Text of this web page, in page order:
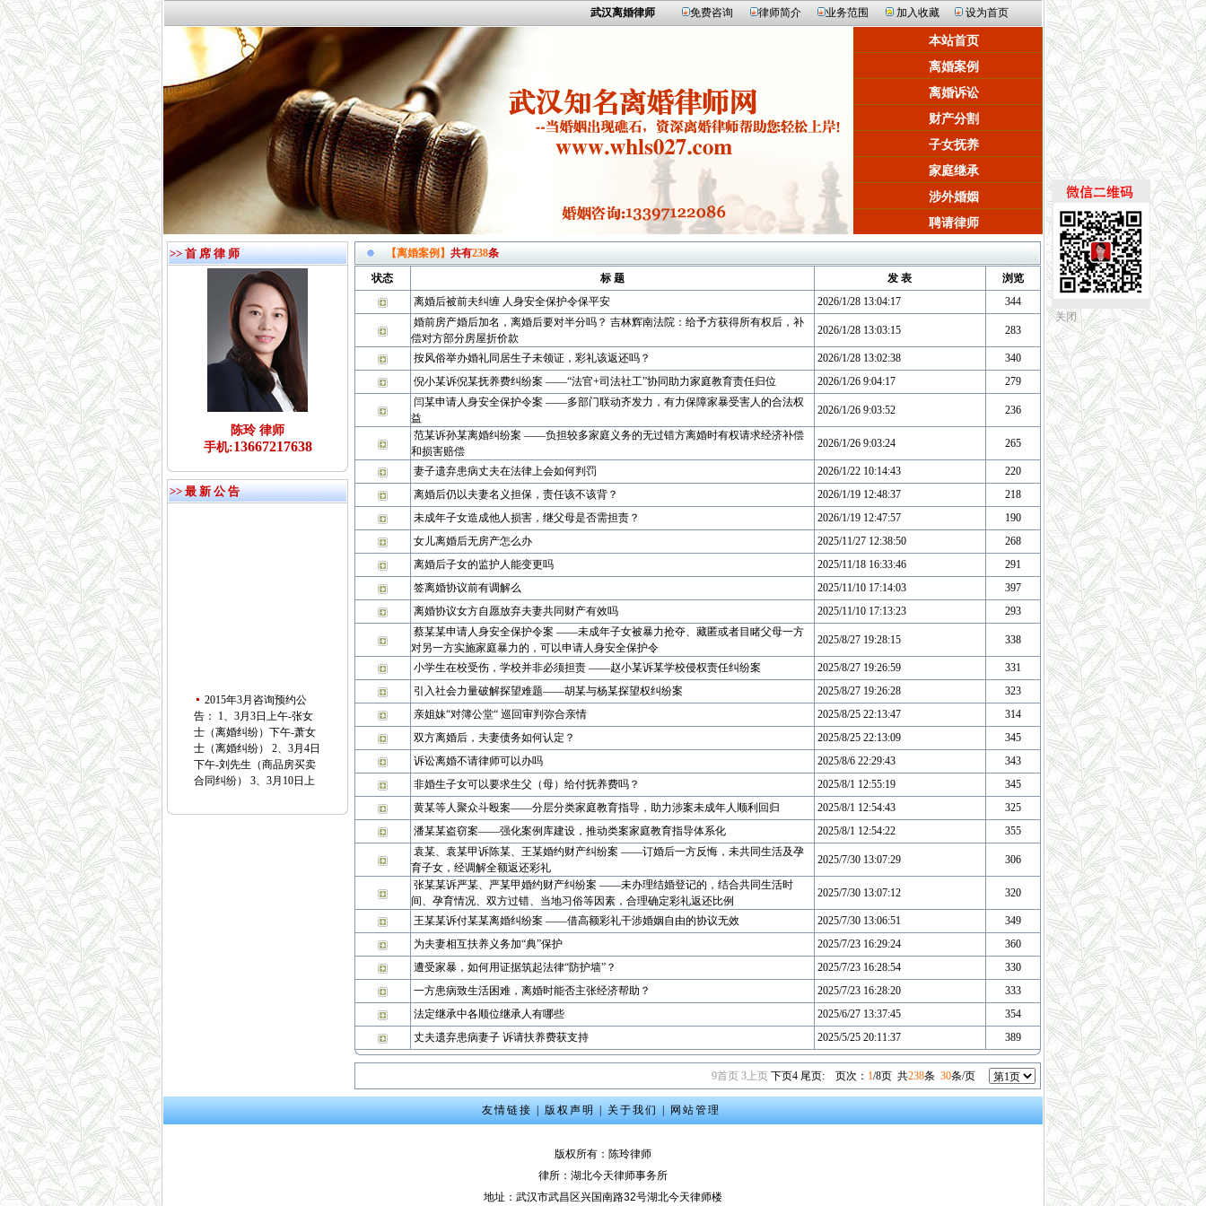
武汉离婚律师 免费咨询 律师简介 业务范围 加入收藏 设为首页
本站首页
离婚案例
离婚诉讼
财产分割
子女抚养
家庭继承
涉外婚姻
聘请律师
>> 首 席 律 师
陈玲 律师
手机:13667217638
>> 最 新 公 告
告： 1、3月3日上午-张女
士（离婚纠纷）下午-萧女
士（离婚纠纷） 2、3月4日
下午-刘先生（商品房买卖
合同纠纷） 3、3月10日上
午-付先生（劳动纠纷）
案；
【离婚案例】 共有238条
状态
标 题 发 表
浏览
离婚后被前夫纠缠 人身安全保护令保平安
2026/1/28 13:04:17
344
婚前房产婚后加名，离婚后要对半分吗？ 吉林辉南法院：给予方获得所有权后，补
偿对方部分房屋折价款
2026/1/28 13:03:15 283
按风俗举办婚礼同居生子未领证，彩礼该返还吗？ 2026/1/28 13:02:38
340
倪小某诉倪某抚养费纠纷案 ——“法官+司法社工”协同助力家庭教育责任归位
2026/1/26 9:04:17
279
闫某申请人身安全保护令案 ——多部门联动齐发力，有力保障家暴受害人的合法权
益
2026/1/26 9:03:52
236
范某诉孙某离婚纠纷案 ——负担较多家庭义务的无过错方离婚时有权请求经济补偿
和损害赔偿
2026/1/26 9:03:24 265
妻子遗弃患病丈夫在法律上会如何判罚 2026/1/22 10:14:43
220
离婚后仍以夫妻名义担保，责任该不该背？
2026/1/19 12:48:37
218
未成年子女造成他人损害，继父母是否需担责？
2026/1/19 12:47:57
190
女儿离婚后无房产怎么办
2025/11/27 12:38:50
268
离婚后子女的监护人能变更吗
2025/11/18 16:33:46
291
签离婚协议前有调解么
2025/11/10 17:14:03
397
离婚协议女方自愿放弃夫妻共同财产有效吗
2025/11/10 17:13:23
293
蔡某某申请人身安全保护令案 ——未成年子女被暴力抢夺、藏匿或者目睹父母一方
对另一方实施家庭暴力的，可以申请人身安全保护令
2025/8/27 19:28:15 338
小学生在校受伤，学校并非必须担责 ——赵小某诉某学校侵权责任纠纷案 2025/8/27 19:26:59
331
引入社会力量破解探望难题——胡某与杨某探望权纠纷案
2025/8/27 19:26:28
323
亲姐妹“对簿公堂“ 巡回审判弥合亲情
2025/8/25 22:13:47
314
双方离婚后，夫妻债务如何认定？
2025/8/25 22:13:09
345
诉讼离婚不请律师可以办吗
2025/8/6 22:29:43
343
非婚生子女可以要求生父（母）给付抚养费吗？
2025/8/1 12:55:19
345
黄某等人聚众斗殴案——分层分类家庭教育指导，助力涉案未成年人顺利回归
2025/8/1 12:54:43
325
潘某某盗窃案——强化案例库建设，推动类案家庭教育指导体系化
2025/8/1 12:54:22
355
袁某、袁某甲诉陈某、王某婚约财产纠纷案 ——订婚后一方反悔，未共同生活及孕
育子女，经调解全额返还彩礼
2025/7/30 13:07:29
306
张某某诉严某、严某甲婚约财产纠纷案 ——未办理结婚登记的，结合共同生活时
间、孕育情况、双方过错、当地习俗等因素，合理确定彩礼返还比例
2025/7/30 13:07:12 320
王某某诉付某某离婚纠纷案 ——借高额彩礼干涉婚姻自由的协议无效 2025/7/30 13:06:51
349
为夫妻相互扶养义务加“典”保护
2025/7/23 16:29:24
360
遭受家暴，如何用证据筑起法律“防护墙”？
2025/7/23 16:28:54
330
一方患病致生活困难，离婚时能否主张经济帮助？
2025/7/23 16:28:20
333
法定继承中各顺位继承人有哪些
2025/6/27 13:37:45
354
丈夫遗弃患病妻子 诉请扶养费获支持
2025/5/25 20:11:37 389
9首页 3上页 下页4 尾页:页次： 1/8页 共238条 30条/页
友情链接|版权声明|关于我们|网站管理
版权所有：陈玲律师
律所：湖北今天律师事务所
地址：武汉市武昌区兴国南路32号湖北今天律师楼
关闭